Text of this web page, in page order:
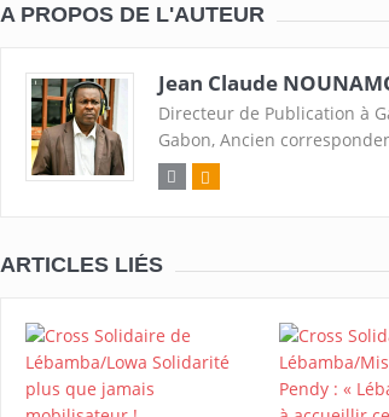
A PROPOS DE L'AUTEUR
Jean Claude
Directeur de Publication à
Gabon, Ancien
ARTICLES LIÉS